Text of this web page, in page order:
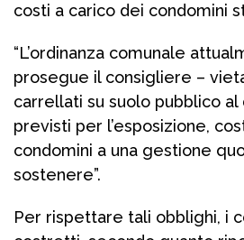
costi a carico dei condomini
“L’ordinanza comunale
prosegue il consigliere –
carrellati su suolo pubblico
previsti per l’esposizione,
condomini a una gestione
sostenere”.
Per rispettare tali obblighi, i